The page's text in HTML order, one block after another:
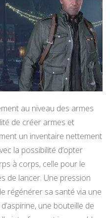
au niveau des armes
de créer armes et
un inventaire nettement
la possibilité d’opter
à corps, celle pour le
de lancer. Une pression
régénérer sa santé via une
une bouteille de